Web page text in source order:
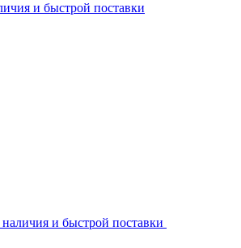
и быстрой поставки
и быстрой поставки